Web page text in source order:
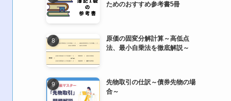
ためのおすすめ参考書5冊
原価の固変分解計算～高低点
法、最小自乗法を徹底解説～
先物取引の仕訳～債券先物の場
合～